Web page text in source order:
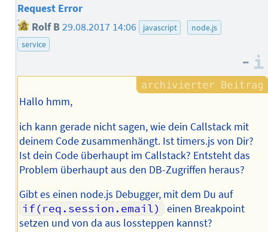
Request Error
Rolf B29.08.2017 14:06 javascript
node.js
service
–
Hallo hmm,
ich kann gerade nicht sagen, wie dein Callstack mit
deinem Code zusammenhängt. Ist timers.js von Dir?
Ist dein Code überhaupt im Callstack? Entsteht das
Problem überhaupt aus den DB-Zugriffen heraus?
Gibt es einen node.js Debugger, mit dem Du auf
if(req.session.email)
einen Breakpoint
setzen und von da aus lossteppen kannst?